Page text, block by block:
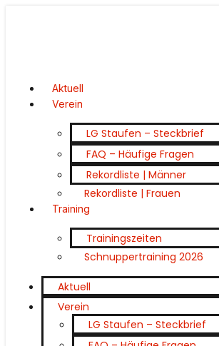
Aktuell
Verein
LG Staufen – Steckbrief
FAQ – Häufige Fragen
Rekordliste | Männer
Rekordliste | Frauen
Training
Trainingszeiten
Schnuppertraining 2026
Aktuell
Verein
LG Staufen – Steckbrief